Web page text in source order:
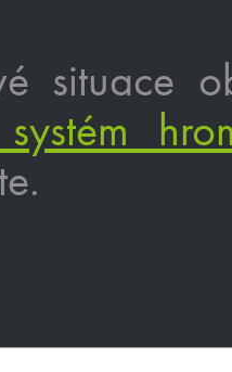
situace